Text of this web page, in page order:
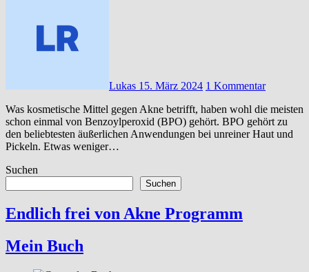
Lukas 15. März 2024 1 Kommentar
Was kosmetische Mittel gegen Akne betrifft, haben wohl die meisten
schon einmal von Benzoylperoxid (BPO) gehört. BPO gehört zu
den beliebtesten äußerlichen Anwendungen bei unreiner Haut und
Pickeln. Etwas weniger…
Suchen
Suchen
Endlich frei von Akne Programm
Mein Buch